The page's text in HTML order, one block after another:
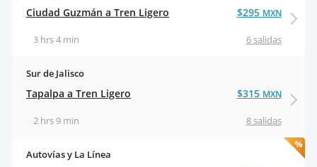
Ciudad Guzmán a Tren Ligero
6 salidas
3 hrs 4 min
$295 MXN
Sur de Jalisco
Tapalpa a Tren Ligero
8 salidas
2 hrs 9 min
$315 MXN
Autovías y La Línea